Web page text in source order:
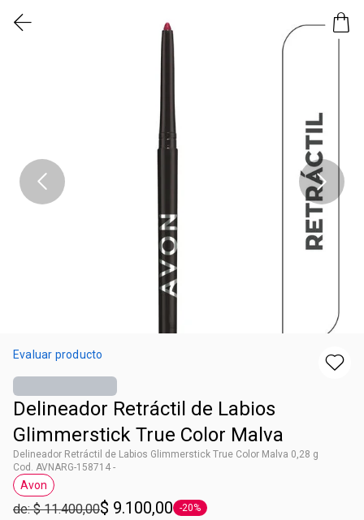
Evaluar producto
Delineador Retráctil de Labios
Glimmerstick True Color Malva
Delineador Retráctil de Labios Glimmerstick True Color Malva 0,28 g
Cod. AVNARG-158714 -
Etiqueta Avon
Avon
de: $ 11.400,00$ 9.100,00 Etiqueta -20%
-20%